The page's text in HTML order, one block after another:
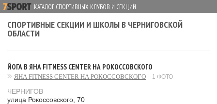
КАТАЛОГ СПОРТИВНЫХ КЛУБОВ И СЕКЦИЙ
СПОРТИВНЫЕ СЕКЦИИ И ШКОЛЫ В ЧЕРНИГОВСКОЙ
ОБЛАСТИ
ЙОГА В ЯНА FITNESS CENTER НА РОКОССОВСКОГО
ЯНА FITNESS CENTER НА РОКОССОВСКОГО 1 ФОТО
ЧЕРНИГОВ
улица Рокоссовского, 70